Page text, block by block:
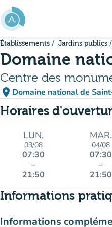
Aller au contenu principal
Établissements Jardins publics
Domaine
Centre des
place Domaine national de
Horaires
LUN.
03/08
07:30
–
21:50
MAR.
04/08
07:30
–
21:50
Informations
Informations